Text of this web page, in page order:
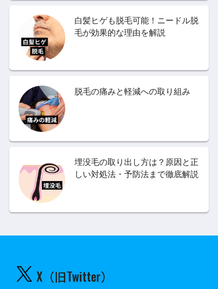
白髪ヒゲも脱毛可能！ニードル脱
毛が効果的な理由を解説
脱毛の痛みと軽減への取り組み
埋没毛の取り出し方は？原因と正
しい対処法・予防法まで徹底解説
X（旧Twitter）